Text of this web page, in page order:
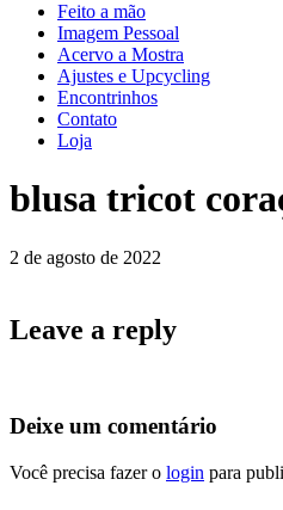
Feito a mão
Imagem Pessoal
Acervo a Mostra
Ajustes e Upcycling
Encontrinhos
Contato
Loja
blusa tricot
2 de agosto de 2022
Leave a reply
Deixe um comentário
Você precisa fazer o login para